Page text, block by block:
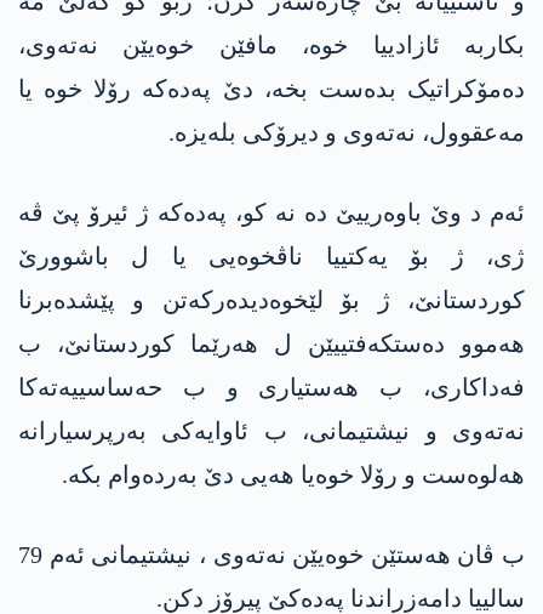
بکاربە ئازادییا خوە، مافێن خوەیێن نەتەوی،
دەمۆکراتیک بدەست بخە، دێ پەدەکە رۆلا خوە یا
مەعقوول، نەتەوی و دیرۆکی بلەیزە.
ئەم د وێ باوەرییێ دە نە کو، پەدەکە ژ ئیرۆ پێ ڤە
ژی، ژ بۆ یەکتییا ناڤخوەیی یا ل باشوورێ
کوردستانێ، ژ بۆ لێخوەدیدەرکەتن و پێشدەبرنا
ھەموو دەستکەفتییێن ل ھەرێما کوردستانێ، ب
فەداکاری، ب ھەستیاری و ب حەساسییەتەکا
نەتەوی و نیشتیمانی، ب ئاوایەکی بەرپرسیارانە
ھەلوەست و رۆلا خوەیا ھەیی دێ بەردەوام بکە.
ب ڤان ھەستێن خوەیێن نەتەوی ، نیشتیمانی ئەم 79
سالییا دامەزراندنا پەدەکێ پیرۆز دکن.